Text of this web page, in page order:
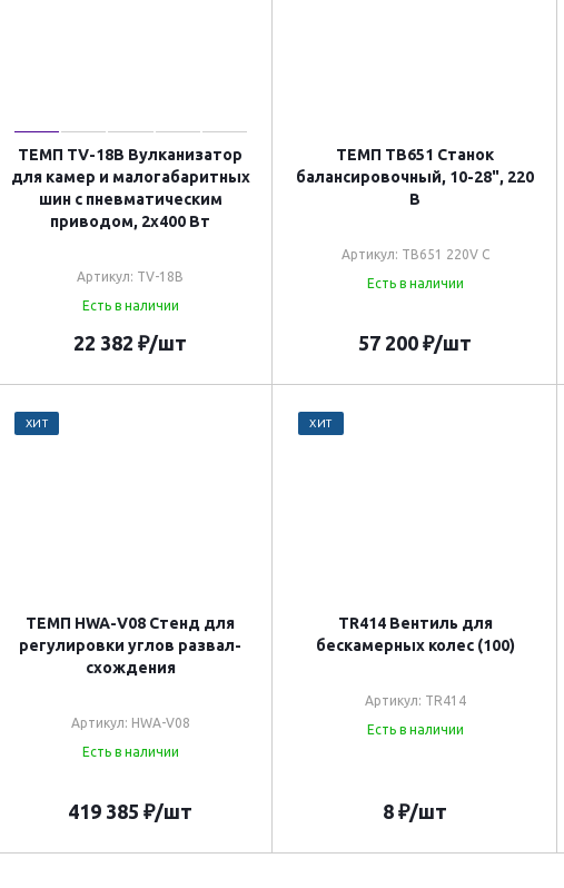
ТЕМП TV-18B Вулканизатор
для камер и малогабаритных
шин с пневматическим
приводом, 2х400 Вт
Артикул: TV-18B
Есть в наличии
22 382 ₽/шт
ТЕМП TB651 Станок
балансировочный, 10-28", 220
В
Артикул: TB651 220V C
Есть в наличии
57 200 ₽/шт
ХИТ
ТЕМП HWA-V08 Стенд для
регулировки углов развал-
схождения
Артикул: HWA-V08
Есть в наличии
419 385 ₽/шт
ХИТ
TR414 Вентиль для
бескамерных колес (100)
Артикул: TR414
Есть в наличии
8 ₽/шт